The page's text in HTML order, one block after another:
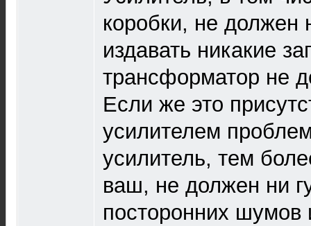
коробки, не должен
издавать никакие
трансформатор не
Если же это
усилителем
усилитель, тем
ваш, не должен ни
посторонних шумов